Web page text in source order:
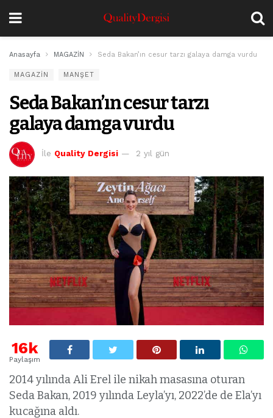
Anasayfa MAGAZİN Seda Bakan’ın cesur tarzı galaya damga vurdu
MAGAZİN MANŞET
Seda Bakan’ın cesur tarzı
galaya damga vurdu
İle Quality Dergisi 2 yıl gün
16k
Paylaşım
2014 yılında Ali Erel ile nikah masasına oturan
Seda Bakan, 2019 yılında Leyla’yı, 2022’de de Ela’yı
kucağına aldı.